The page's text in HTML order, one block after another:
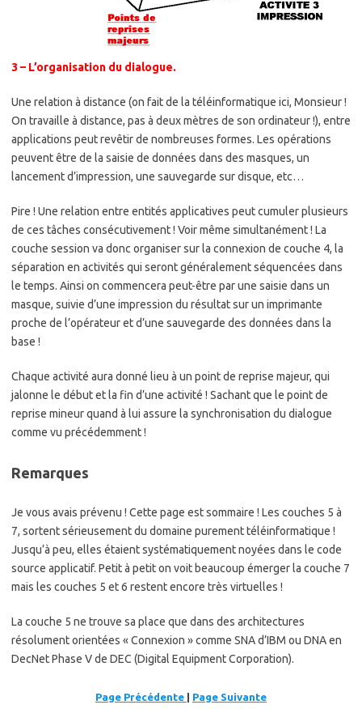
3 – L’organisation du dialogue.
Une relation à distance (on fait de la téléinformatique ici, Monsieur !
On travaille à distance, pas à deux mètres de son ordinateur !), entre
applications peut revêtir de nombreuses formes. Les opérations
peuvent être de la saisie de données dans des masques, un
lancement d’impression, une sauvegarde sur disque, etc…
Pire ! Une relation entre entités applicatives peut cumuler plusieurs
de ces tâches consécutivement ! Voir même simultanément ! La
couche session va donc organiser sur la connexion de couche 4, la
séparation en activités qui seront généralement séquencées dans
le temps. Ainsi on commencera peut-être par une saisie dans un
masque, suivie d’une impression du résultat sur un imprimante
proche de l’opérateur et d’une sauvegarde des données dans la
base !
Chaque activité aura donné lieu à un point de reprise majeur, qui
jalonne le début et la fin d’une activité ! Sachant que le point de
reprise mineur quand à lui assure la synchronisation du dialogue
comme vu précédemment !
Remarques
Je vous avais prévenu ! Cette page est sommaire ! Les couches 5 à
7, sortent sérieusement du domaine purement téléinformatique !
Jusqu’à peu, elles étaient systématiquement noyées dans le code
source applicatif. Petit à petit on voit beaucoup émerger la couche 7
mais les couches 5 et 6 restent encore très virtuelles !
La couche 5 ne trouve sa place que dans des architectures
résolument orientées « Connexion » comme SNA d’IBM ou DNA en
DecNet Phase V de DEC (Digital Equipment Corporation).
Page Précédente | Page Suivante